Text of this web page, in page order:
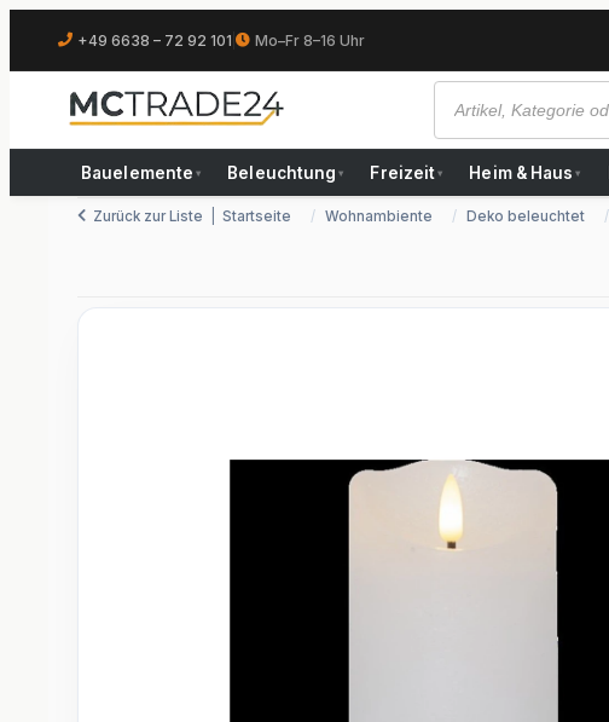
+49 6638 – 72 92 101 Mo–Fr 8–16 Uhr
Bauelemente ▾ Beleuchtung ▾ Freizeit ▾ Heim & Haus ▾
Zurück zur Liste Startseite Wohnambiente Deko beleuchtet